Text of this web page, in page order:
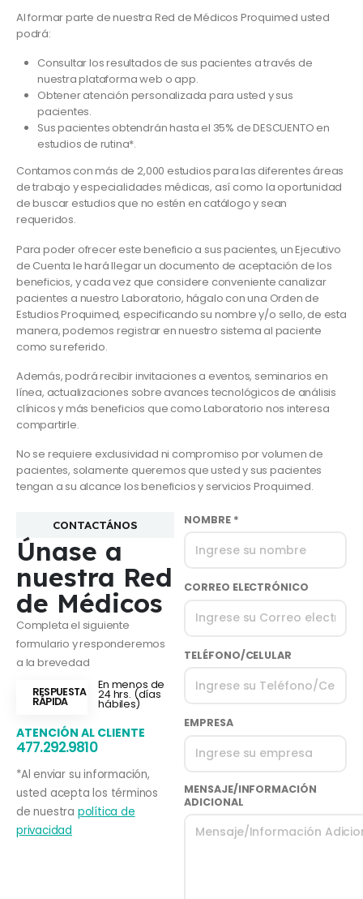
Al formar parte de nuestra Red de Médicos Proquimed usted
podrá:
Consultar los resultados de sus pacientes a través de
nuestra plataforma web o app.
Obtener atención personalizada para usted y sus
pacientes.
Sus pacientes obtendrán hasta el 35% de DESCUENTO en
estudios de rutina*.
Contamos con más de 2,000 estudios para las diferentes áreas
de trabajo y especialidades médicas, así como la oportunidad
de buscar estudios que no estén en catálogo y sean
requeridos.
Para poder ofrecer este beneficio a sus pacientes, un Ejecutivo
de Cuenta le hará llegar un documento de aceptación de los
beneficios, y cada vez que considere conveniente canalizar
pacientes a nuestro Laboratorio, hágalo con una Orden de
Estudios Proquimed, especificando su nombre y/o sello, de esta
manera, podemos registrar en nuestro sistema al paciente
como su referido.
Además, podrá recibir invitaciones a eventos, seminarios en
línea, actualizaciones sobre avances tecnológicos de análisis
clínicos y más beneficios que como Laboratorio nos interesa
compartirle.
No se requiere exclusividad ni compromiso por volumen de
pacientes, solamente queremos que usted y sus pacientes
tengan a su alcance los beneficios y servicios Proquimed.
CONTACTÁNOS
Únase a
nuestra Red
de Médicos
Completa el siguiente
formulario y responderemos
a la brevedad
RESPUESTA
RÁPIDA
En menos de
24 hrs. (días
hábiles)
ATENCIÓN AL CLIENTE
477.292.9810
*Al enviar su información,
usted acepta los términos
de nuestra política de
privacidad
NOMBRE *
CORREO ELECTRÓNICO
TELÉFONO/CELULAR
EMPRESA
MENSAJE/INFORMACIÓN
ADICIONAL